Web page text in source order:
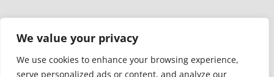
We value your privacy
We use cookies to enhance your browsing experience,
serve personalized ads or content, and analyze our